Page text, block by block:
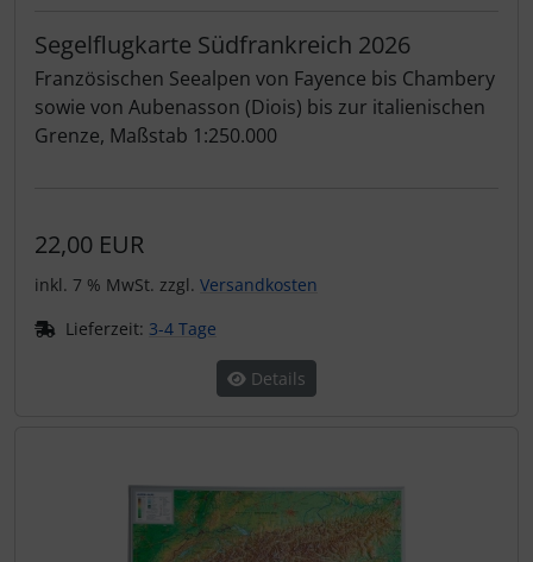
Segelflugkarte Südfrankreich 2026
Französischen Seealpen von Fayence bis Chambery
sowie von Aubenasson (Diois) bis zur italienischen
Grenze, Maßstab 1:250.000
22,00 EUR
inkl. 7 % MwSt. zzgl. Versandkosten
Lieferzeit: 3-4 Tage
Details